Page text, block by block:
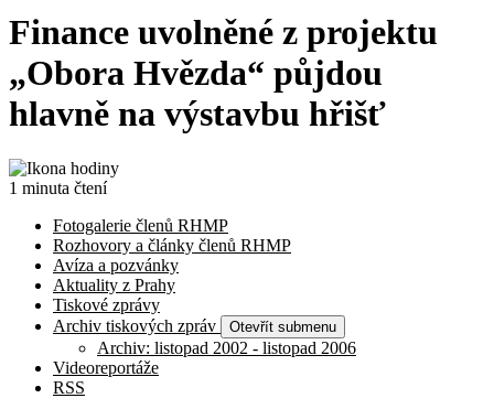
Finance uvolněné z projektu
„Obora Hvězda“ půjdou
hlavně na výstavbu hřišť
1 minuta čtení
Fotogalerie členů RHMP
Rozhovory a články členů RHMP
Avíza a pozvánky
Aktuality z Prahy
Tiskové zprávy
Archiv tiskových zpráv
Otevřít submenu
Archiv: listopad 2002 - listopad 2006
Videoreportáže
RSS